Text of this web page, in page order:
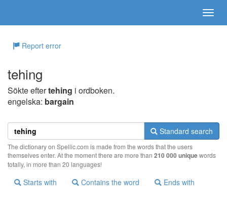
Report error
tehing
Sökte eftertehing i ordboken.
engelska: bargain
Standard search
The dictionary on Spellic.com is made from the words that the users
themselves enter. At the moment there are more than 210 000 uniquewords
totally, in more than 20 languages!
Starts with Contains the word Ends with